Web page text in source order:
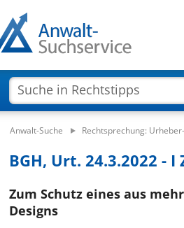
Anwalt-Suche Rechtsprechung:
BGH, Urt. 24.3.2022 - I
Zum Schutz eines aus
Designs